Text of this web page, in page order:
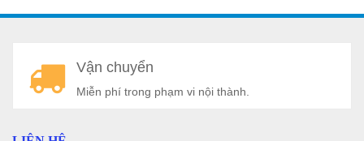
Vận chuyển
Miễn phí trong phạm vi nội thành.